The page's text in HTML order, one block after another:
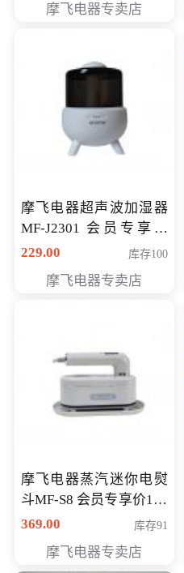
摩飞电器专卖店
摩飞电器超声波加湿器
MF-J2301 会员专享价
168元
229.00 库存100
摩飞电器专卖店
摩飞电器蒸汽迷你电熨
斗MF-S8 会员专享价168
元
369.00 库存91
摩飞电器专卖店